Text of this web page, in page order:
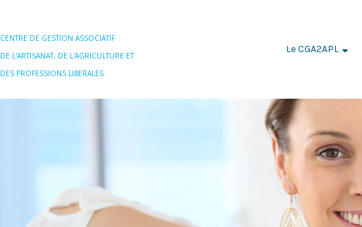
CENTRE DE GESTION ASSOCIATIF
DE L'ARTISANAT, DE L'AGRICULTURE ET
DES PROFESSIONS LIBERALES
Le CGA2APL
BOULANGER